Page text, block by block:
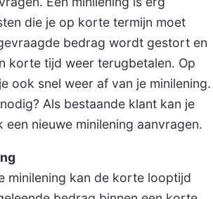
die je op korte termijn moet
bedrag wordt gestort en
korte tijd weer terugbetalen. Op
ook snel weer af van je minilening.
Als bestaande klant kan je
een nieuwe minilening aanvragen.
minilening kan de korte looptijd